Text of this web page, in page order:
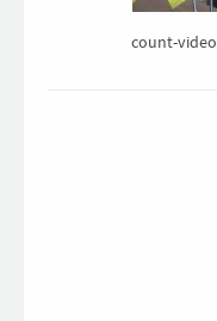
count-video